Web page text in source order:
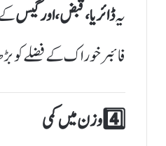
یہڈائریا، قبض، اور گیس
فائبر خوراک کے فضلے کو
4️⃣ وزن میں کمی